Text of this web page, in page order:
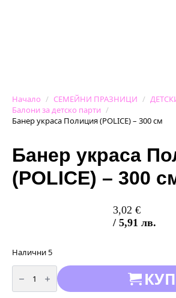
Начало СЕМЕЙНИ ПРАЗНИЦИ
Балони за детско парти
Банер украса Полиция (POLICE) – 300 см
Банер украса
(POLICE) – 300
3,02 €
/ 5,91 лв.
Налични 5
количество
за
Банер
украса